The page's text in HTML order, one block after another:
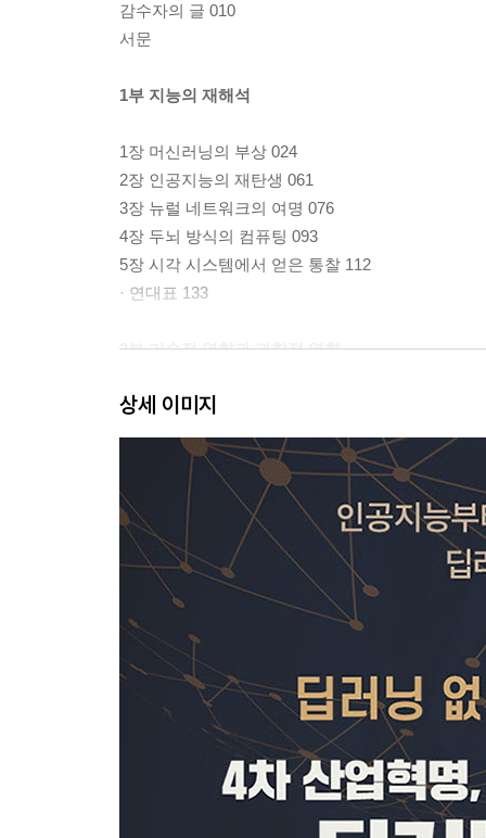
감수자의 글 010
서문
1부 지능의 재해석
1장 머신러닝의 부상 024
2장 인공지능의 재탄생 061
3장 뉴럴 네트워크의 여명 076
4장 두뇌 방식의 컴퓨팅 093
5장 시각 시스템에서 얻은 통찰 112
· 연대표 133
2부 기술적 영향과 과학적 영향
6장 머신러닝의 미래
7장 알고리즘의 시대
8장 헬로, 미스터 칩스
9장 내부 정보
10장 인식
11장 자연은 인간보다 영리하다
12장 심층 지능
· 연대표
3부 다양한 학습 방법
13장 칵테일파티 문제
14장 홉필드 망과 볼츠만 머신
15장 오류의 역전파
16장 컨볼루션 러닝
상세 이미지